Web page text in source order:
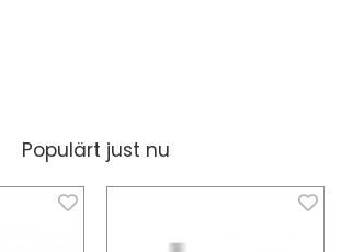
Populärt just nu